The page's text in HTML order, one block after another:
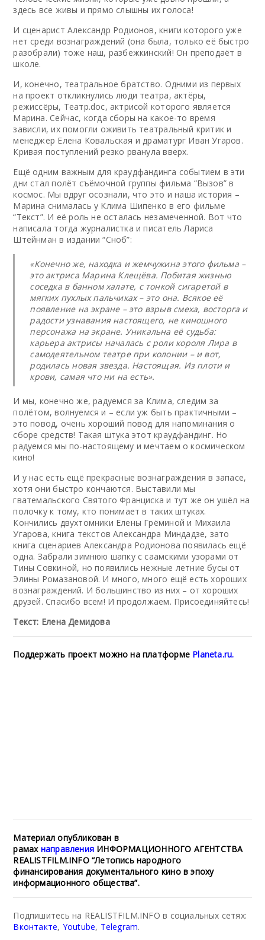
здесь все живы и прямо слышны их голоса!
И сценарист Александр Родионов, книги которого уже
нет среди вознаграждений (она была, только её быстро
разобрали) тоже наш, разбежкинский! Он преподаёт в
школе.
И, конечно, театральное братство. Одними из первых
на проект откликнулись люди театра, актёры,
режиссёры, Театр.doc, актрисой которого является
Марина. Сейчас, когда сборы на какое-то время
зависли, их помогли оживить театральный критик и
менеджер Елена Ковальская и драматург Иван Угаров.
Кривая поступлений резко рванула вверх.
Ещё одним важным для краудфандинга событием в эти
дни стал полёт съёмочной группы фильма “Вызов” в
космос. Мы вдруг осознали, что это и наша история –
Марина снималась у Клима Шипенко в его фильме
“Текст”. И её роль не осталась незамеченной. Вот что
написала тогда журналистка и писатель Лариса
Штейнман в издании “Сноб”:
«Конечно же, находка и жемчужина этого фильма –
это актриса Марина Клещёва. Побитая жизнью
соседка в банном халате, с тонкой сигаретой в
мягких пухлых пальчиках – это она. Всякое её
появление на экране – это взрыв смеха, восторга и
радости узнавания настоящего, не киношного
персонажа на экране. Уникальна её судьба:
карьера актрисы началась с роли короля Лира в
самодеятельном театре при колонии – и вот,
родилась новая звезда. Настоящая. Из плоти и
крови, самая что ни на есть».
И мы, конечно же, радуемся за Клима, следим за
полётом, волнуемся и – если уж быть практичными –
это повод, очень хороший повод для напоминания о
сборе средств! Такая штука этот краудфандинг. Но
радуемся мы по-настоящему и мечтаем о космическом
кино!
И у нас есть ещё прекрасные вознаграждения в запасе,
хотя они быстро кончаются. Выставили мы
гватемальского Святого Франциска и тут же он ушёл на
полочку к тому, кто понимает в таких штуках.
Кончились двухтомники Елены Грёминой и Михаила
Угарова, книга текстов Александра Миндадзе, зато
книга сценариев Александра Родионова появилась ещё
одна. Забрали зимнюю шапку с саамскими узорами от
Тины Совкиной, но появились нежные летние бусы от
Элины Ромазановой. И много, много ещё есть хороших
вознаграждений. И большинство из них – от хороших
друзей. Спасибо всем! И продолжаем. Присоединяйтесь!
Текст: Елена Демидова
Поддержать проект можно на платформе Planeta.ru.
Материал опубликован в
рамах направления ИНФОРМАЦИОННОГО АГЕНТСТВА
REALISTFILM.INFO “Летопись народного
финансирования документального кино в эпоху
информационного общества”.
Подпишитесь на REALISTFILM.INFO в социальных сетях:
Вконтакте, Youtube, Telegram.